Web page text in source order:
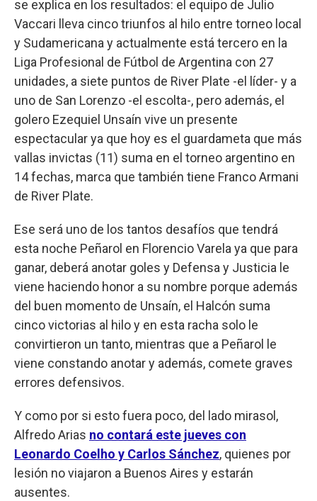
se explica en los resultados: el equipo de Julio
Vaccari lleva cinco triunfos al hilo entre torneo local
y Sudamericana y actualmente está tercero en la
Liga Profesional de Fútbol de Argentina con 27
unidades, a siete puntos de River Plate -el líder- y a
uno de San Lorenzo -el escolta-, pero además, el
golero Ezequiel Unsaín vive un presente
espectacular ya que hoy es el guardameta que más
vallas invictas (11) suma en el torneo argentino en
14 fechas, marca que también tiene Franco Armani
de River Plate.
Ese será uno de los tantos desafíos que tendrá
esta noche Peñarol en Florencio Varela ya que para
ganar, deberá anotar goles y Defensa y Justicia le
viene haciendo honor a su nombre porque además
del buen momento de Unsaín, el Halcón suma
cinco victorias al hilo y en esta racha solo le
convirtieron un tanto, mientras que a Peñarol le
viene constando anotar y además, comete graves
errores defensivos.
Y como por si esto fuera poco, del lado mirasol,
Alfredo Arias no contará este jueves con
Leonardo Coelho y Carlos Sánchez, quienes por
lesión no viajaron a Buenos Aires y estarán
ausentes.